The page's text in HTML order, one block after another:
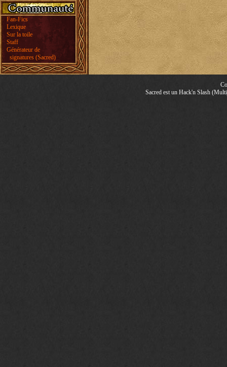
Fan-Fics
Lexique
Sur la toile
Staff
Générateur de
signatures (Sacred)
Sacred est un Hack'n Slash